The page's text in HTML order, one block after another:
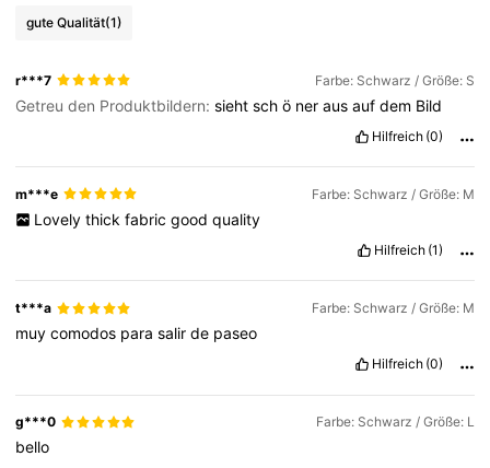
gute Qualität(1)
r***7 Farbe: Schwarz / Größe: S
Getreu den Produktbildern:siehtschö nerausaufdem Bild
Hilfreich (0)
m***e Farbe: Schwarz / Größe: M
Lovely thick fabric good quality
Hilfreich (1)
t***a Farbe: Schwarz / Größe: M
muycomodos parasalirde paseo
Hilfreich (0)
g***0 Farbe: Schwarz / Größe: L
bello